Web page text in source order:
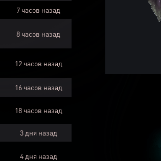
7 часов назад
8 часов назад
12 часов назад
16 часов назад
18 часов назад
3 дня назад
4 дня назад